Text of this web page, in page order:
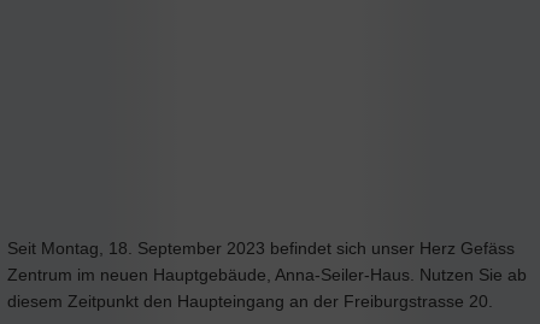
Seit Montag, 18. September 2023 befindet sich unser Herz Gefäss
Zentrum im neuen Hauptgebäude, Anna-Seiler-Haus. Nutzen Sie ab
diesem Zeitpunkt den Haupteingang an der Freiburgstrasse 20.